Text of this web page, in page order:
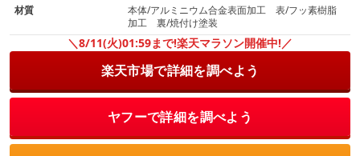
材質
本体/アルミニウム合金表面加工 表/フッ素樹脂
加工 裏/焼付け塗装
＼8/11(火)01:59まで!楽天マラソン開催中!／
楽天市場で詳細を調べよう
ヤフーで詳細を調べよう